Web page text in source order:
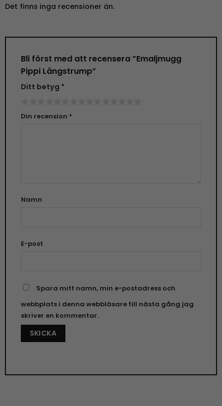
Det finns inga recensioner än.
Bli först med att recensera ”Emaljmugg
Pippi Långstrump”
Ditt betyg *
Din recension *
Namn
E-post
Spara mitt namn, min e-postadress och
webbplats i denna webbläsare till nästa gång jag
skriver en kommentar.